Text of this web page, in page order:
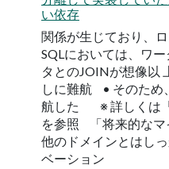
い依存
関係が生じており、
SQLにおいては、ワ
タとのJOINが想像以
しに難航 • そのため
航した ※ 詳しくは「
を参照 「将来的なマ
他のドメインとはし
ベーション